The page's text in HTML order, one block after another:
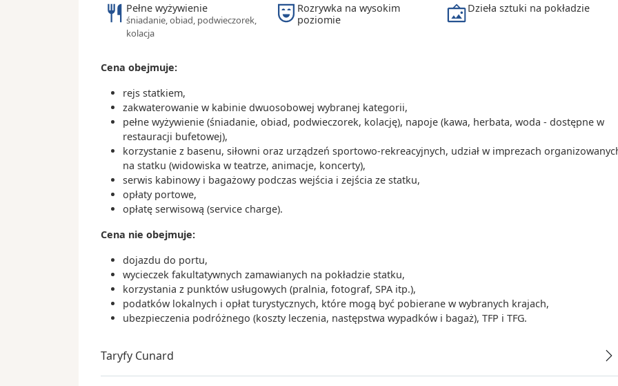
około 1,5 miliona euro)
- najlepsze lody w Rzymie serwuje Bar Giolitti
Pełne wyżywienie
śniadanie, obiad, podwieczorek,
kolacja
Rozrywka na wysokim
poziomie
Dzieła sztuki na pokładzie
Cena obejmuje:
rejs statkiem,
zakwaterowanie w kabinie dwuosobowej wybranej kategorii,
pełne wyżywienie (śniadanie, obiad, podwieczorek, kolację), napoje (kawa, herbata, woda - dostępne w
restauracji bufetowej),
korzystanie z basenu, siłowni oraz urządzeń sportowo-rekreacyjnych, udział w imprezach
na statku (widowiska w teatrze, animacje, koncerty),
serwis kabinowy i bagażowy podczas wejścia i zejścia ze statku,
opłaty portowe,
opłatę serwisową (service charge).
Cena nie obejmuje:
dojazdu do portu,
wycieczek fakultatywnych zamawianych na pokładzie statku,
korzystania z punktów usługowych (pralnia, fotograf, SPA itp.),
podatków lokalnych i opłat turystycznych, które mogą być pobierane w wybranych krajach,
ubezpieczenia podróżnego (koszty leczenia, następstwa wypadków i bagaż), TFP i TFG.
Taryfy Cunard